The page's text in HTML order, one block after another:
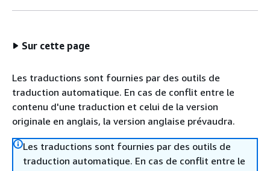
Sur cette page
Les traductions sont fournies par des outils de
traduction automatique. En cas de conflit entre le
contenu d'une traduction et celui de la version
originale en anglais, la version anglaise prévaudra.
Les traductions sont fournies par des outils de
traduction automatique. En cas de conflit entre le